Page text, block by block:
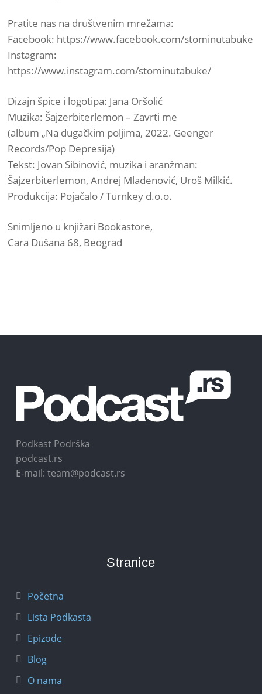
Pratite nas na društvenim mrežama:
Facebook: https://www.facebook.com/stominutabuke
Instagram:
https://www.instagram.com/stominutabuke/
Dizajn špice i logotipa: Jana Oršolić
Muzika: Šajzerbiterlemon – Zavrti me
(album „Na dugačkim poljima, 2022. Geenger
Records/Pop Depresija)
Tekst: Jovan Sibinović, muzika i aranžman:
Šajzerbiterlemon, Andrej Mladenović, Uroš Milkić.
Produkcija: Pojačalo / Turnkey d.o.o.
Snimljeno u knjižari Bookastore,
Cara Dušana 68, Beograd
Podkast Podrška
podcast.rs
E-mail: team@podcast.rs
Stranice
Početna
Lista Podkasta
Epizode
Blog
O nama